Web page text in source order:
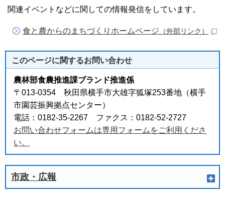
関連イベントなどに関しての情報発信をしています。
食と農からのまちづくりホームページ （外部リンク）
このページに関するお問い合わせ
農林部食農推進課ブランド推進係
〒013-0354 秋田県横手市大雄字狐塚253番地（横手
市園芸振興拠点センター）
電話：0182-35-2267 ファクス：0182-52-2727
お問い合わせフォームは専用フォームをご利用くださ
い。
市政・広報